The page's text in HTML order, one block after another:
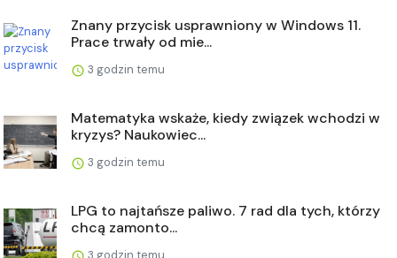
Znany przycisk usprawniony w Windows 11.
Prace trwały od mie...
3 godzin temu
Matematyka wskaże, kiedy związek wchodzi w
kryzys? Naukowiec...
3 godzin temu
LPG to najtańsze paliwo. 7 rad dla tych, którzy
chcą zamonto...